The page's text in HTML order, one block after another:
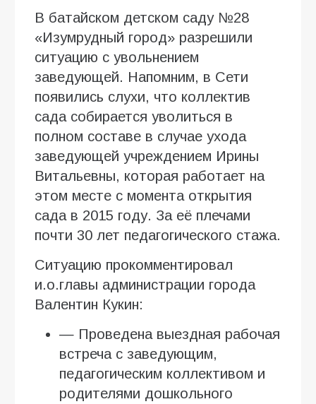
В батайском детском саду №28
«Изумрудный город» разрешили
ситуацию с увольнением
заведующей. Напомним, в Сети
появились слухи, что коллектив
сада собирается уволиться в
полном составе в случае ухода
заведующей учреждением Ирины
Витальевны, которая работает на
этом месте с момента открытия
сада в 2015 году. За её плечами
почти 30 лет педагогического стажа.
Ситуацию прокомментировал
и.о.главы администрации города
Валентин Кукин:
— Проведена выездная рабочая
встреча с заведующим,
педагогическим коллективом и
родителями дошкольного